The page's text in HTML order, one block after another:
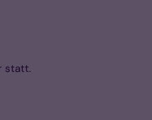
statt.